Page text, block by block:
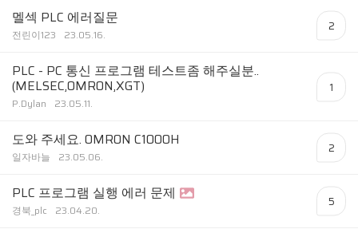
멜섹 PLC 에러질문
전린이123 23.05.16.
2
PLC - PC 통신 프로그램 테스트좀 해주실분..
(MELSEC,OMRON,XGT)
P.Dylan 23.05.11.
1
도와 주세요. OMRON C1000H
일자바늘 23.05.06.
2
PLC 프로그램 실행 에러 문제
경북_plc 23.04.20.
5